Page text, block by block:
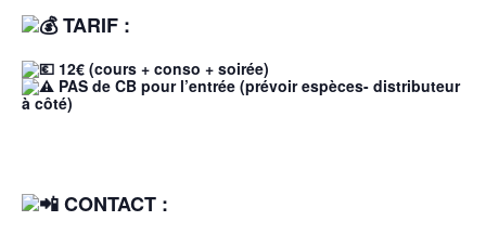
TARIF :
12€ (cours + conso + soirée)
PAS de CB pour l’entrée (prévoir espèces- distributeur
à côté)
CONTACT :